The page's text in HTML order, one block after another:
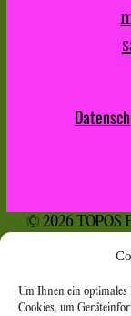
Um Ihnen ein
Cookies, um
© 2026 TOPOS